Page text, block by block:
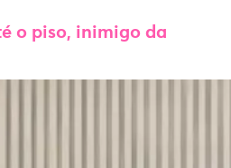
o piso, inimigo da